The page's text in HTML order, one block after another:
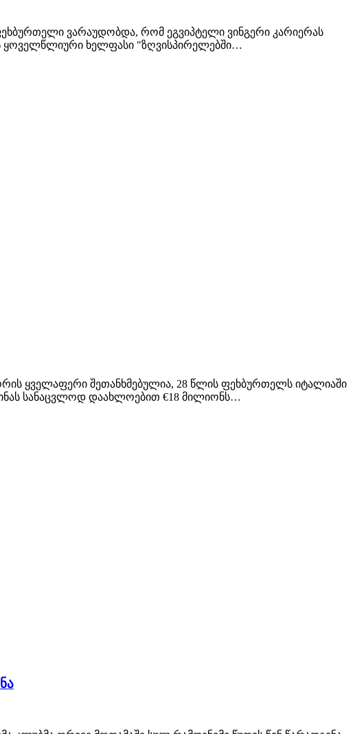
ვარაუდობდა, რომ ეგვიპტელი ვინგერი კარიერას
ყოველწლიური ხელფასი "ზღვისპირელებში…
ყველაფერი შეთანხმებულია, 28 წლის ფეხბურთელს იტალიაში
სანაცვლოდ დაახლოებით €18 მილიონს…